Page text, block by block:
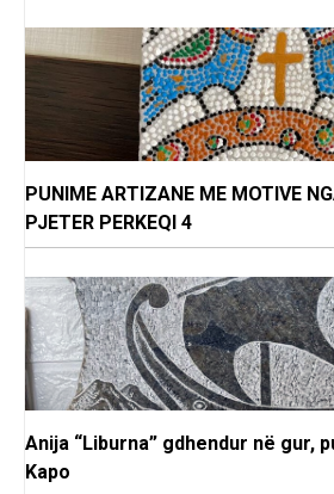
PUNIME ARTIZANE ME MOTIVE
PJETER PERKEQI 4
Anija “Liburna” gdhendur në gur,
Kapo